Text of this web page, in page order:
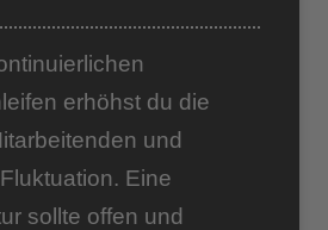
erhöhst du die
und
Eine
sollte offen und